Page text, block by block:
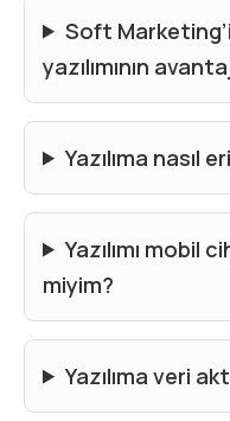
Soft
yazılımının
Yazılıma nasıl
Yazılımı mobil
miyim?
Yazılıma veri